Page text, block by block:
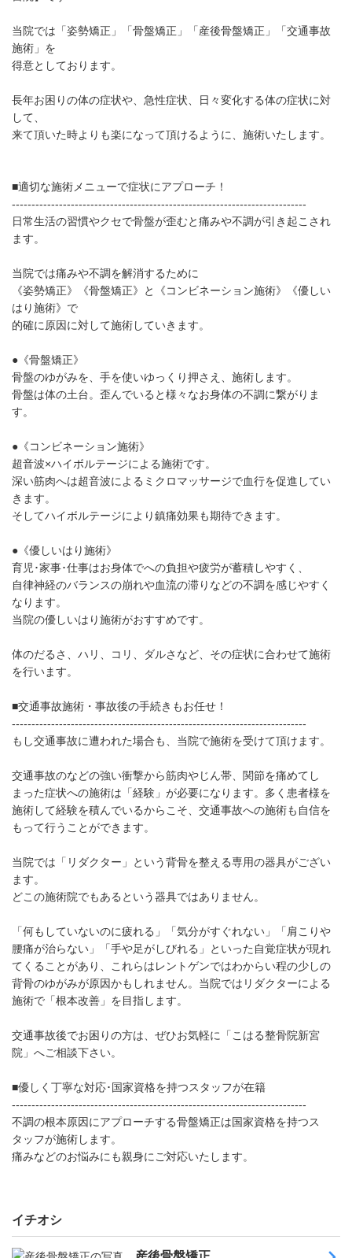
当院では「姿勢矯正」「骨盤矯正」「産後骨盤矯正」「交通事故
施術」を
得意としております。
長年お困りの体の症状や、急性症状、日々変化する体の症状に対
して、
来て頂いた時よりも楽になって頂けるように、施術いたします。
■適切な施術メニューで症状にアプローチ！
---------------------------------------------------------------------------
日常生活の習慣やクセで骨盤が歪むと痛みや不調が引き起こされ
ます。
当院では痛みや不調を解消するために
《姿勢矯正》《骨盤矯正》と《コンビネーション施術》《優しい
はり施術》で
的確に原因に対して施術していきます。
●《骨盤矯正》
骨盤のゆがみを、手を使いゆっくり押さえ、施術します。
骨盤は体の土台。歪んでいると様々なお身体の不調に繋がりま
す。
●《コンビネーション施術》
超音波×ハイボルテージによる施術です。
深い筋肉へは超音波によるミクロマッサージで血行を促進してい
きます。
そしてハイボルテージにより鎮痛効果も期待できます。
●《優しいはり施術》
育児･家事･仕事はお身体でへの負担や疲労が蓄積しやすく、
自律神経のバランスの崩れや血流の滞りなどの不調を感じやすく
なります。
当院の優しいはり施術がおすすめです。
体のだるさ、ハリ、コリ、ダルさなど、その症状に合わせて施術
を行います。
■交通事故施術・事故後の手続きもお任せ！
---------------------------------------------------------------------------
もし交通事故に遭われた場合も、当院で施術を受けて頂けます。
交通事故のなどの強い衝撃から筋肉やじん帯、関節を痛めてし
まった症状への施術は「経験」が必要になります。多く患者様を
施術して経験を積んでいるからこそ、交通事故への施術も自信を
もって行うことができます。
当院では「リダクター」という背骨を整える専用の器具がござい
ます。
どこの施術院でもあるという器具ではありません。
「何もしていないのに疲れる」「気分がすぐれない」「肩こりや
腰痛が治らない」「手や足がしびれる」といった自覚症状が現れ
てくることがあり、これらはレントゲンではわからい程の少しの
背骨のゆがみが原因かもしれません。当院ではリダクターによる
施術で「根本改善」を目指します。
交通事故後でお困りの方は、ぜひお気軽に「こはる整骨院新宮
院」へご相談下さい。
■優しく丁寧な対応･国家資格を持つスタッフが在籍
---------------------------------------------------------------------------
不調の根本原因にアプローチする骨盤矯正は国家資格を持つス
タッフが施術します。
痛みなどのお悩みにも親身にご対応いたします。
イチオシ